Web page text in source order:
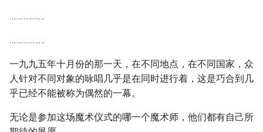
………………
………………
一九九五年十月份的那一天，在不同地点，在不同国家，众
人针对不同对象的咏唱几乎是在同时进行着，这是巧合到几
乎已经不能被称为偶然的一幕。
无论是参加这场魔术仪式的哪一个魔术师，他们都有自己所